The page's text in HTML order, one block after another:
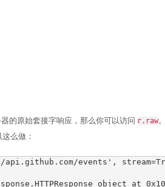
的原始套接字响应，那么你可以访问 r.raw
么做：
events' , stream=
object at